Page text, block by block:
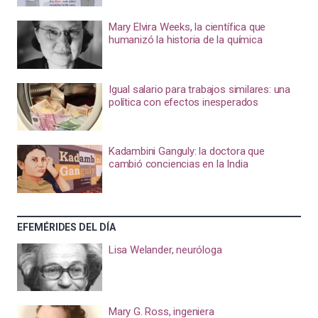
Mary Elvira Weeks, la científica que
humanizó la historia de la química
Igual salario para trabajos similares: una
política con efectos inesperados
Kadambini Ganguly: la doctora que
cambió conciencias en la India
EFEMÉRIDES DEL DÍA
Lisa Welander, neuróloga
Mary G. Ross, ingeniera